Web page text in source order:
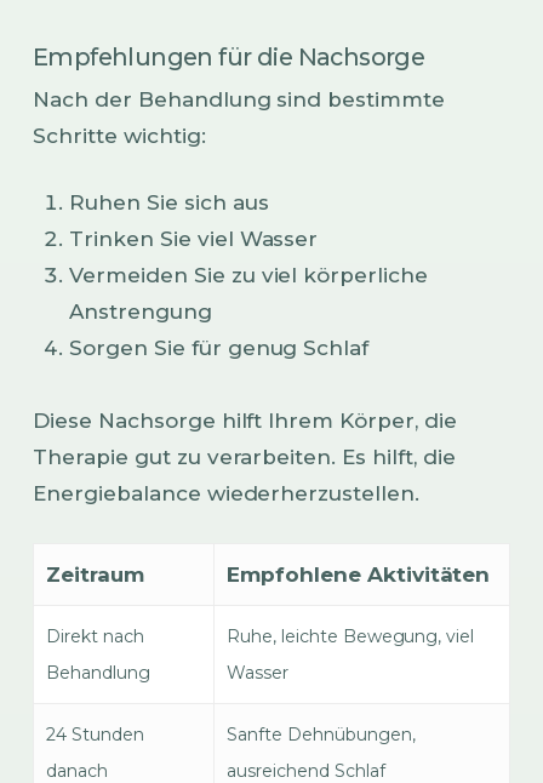
Empfehlungen für die Nachsorge
Nach der Behandlung sind bestimmte
Schritte wichtig:
Ruhen Sie sich aus
Trinken Sie viel Wasser
Vermeiden Sie zu viel körperliche
Anstrengung
Sorgen Sie für genug Schlaf
Diese Nachsorge hilft Ihrem Körper, die
Therapie gut zu verarbeiten. Es hilft, die
Energiebalance wiederherzustellen.
Zeitraum Empfohlene Aktivitäten
Direkt nach
Behandlung
Ruhe, leichte Bewegung, viel
Wasser
24 Stunden
danach
Sanfte Dehnübungen,
ausreichend Schlaf